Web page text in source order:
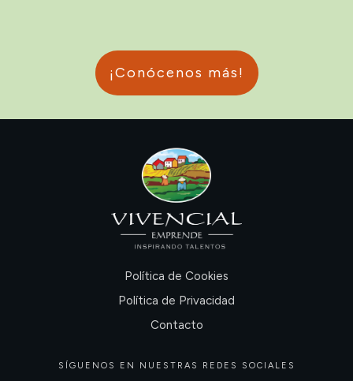
¡Conócenos más!
Política de Cookies
Política de Privacidad
Contacto
SÍGUENOS EN NUESTRAS REDES SOCIALES